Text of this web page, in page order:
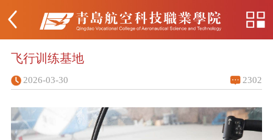
飞行训练基地
2026-03-30 2302